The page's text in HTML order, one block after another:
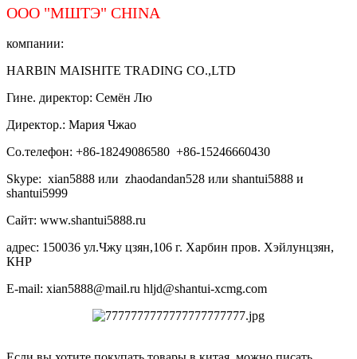
ООО "МШТЭ" CHINA
компании:
HARBIN MAISHITE TRADING CO.,LTD
Гине. директор: Семён Лю
Директор.: Мария Чжао
Со.телефон: +86-18249086580 +86-15246660430
Skype: xian5888 или zhaodandan528 или shantui5888 и
shantui5999
Сайт: www.shantui5888.ru
адрес: 150036 ул.Чжу цзян,106 г. Харбин пров. Хэйлунцзян,
КНР
E-mail: xian5888@mail.ru hljd@shantui-xcmg.com